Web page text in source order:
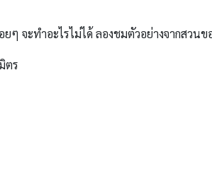
ๆ จะทำอะไรไม่ได้ ลองชมตัวอย่างจากสวน
ตร